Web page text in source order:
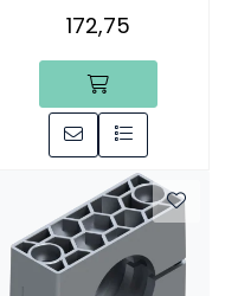
172,75